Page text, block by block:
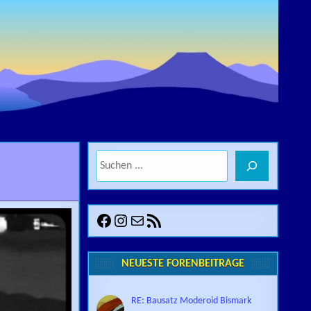
EKKEHARDT BELLE
Facebook
Instagram
E-MailRSS-Feed
NEUESTE FORENBEITRÄGE
RE: Bausatz Moderoid Bismark